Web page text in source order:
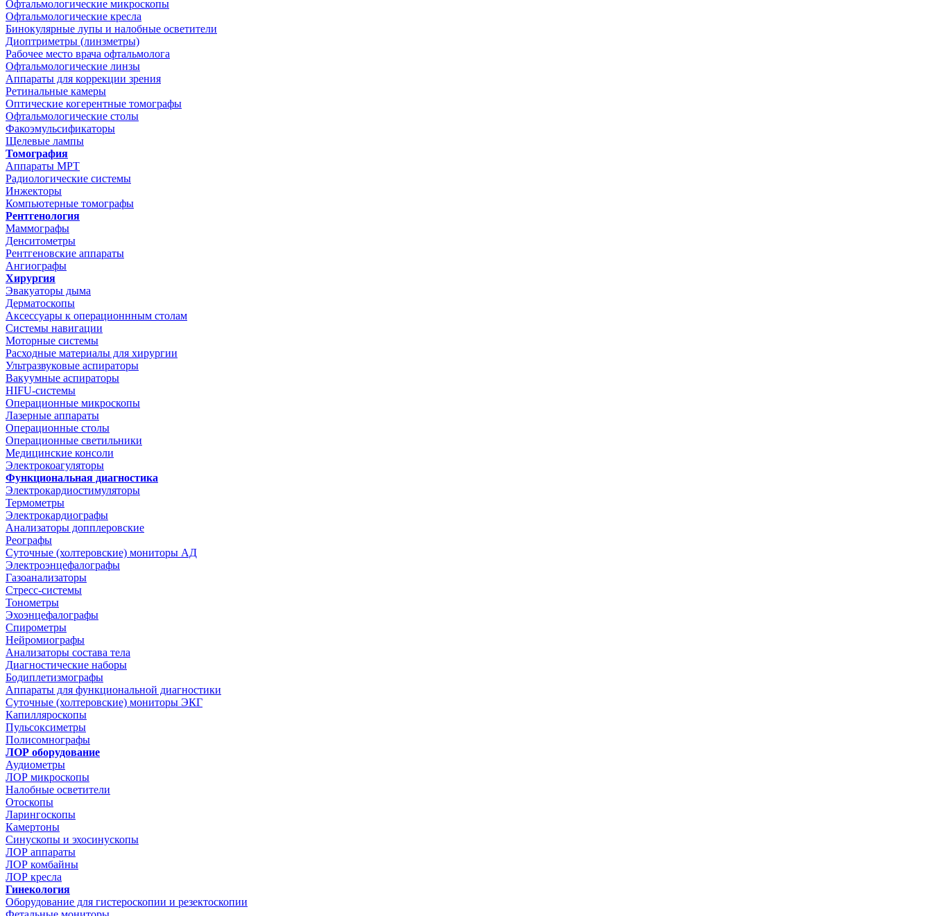
Офтальмологические микроскопы
Офтальмологические кресла
Бинокулярные лупы и налобные осветители
Диоптриметры (линзметры)
Рабочее место врача офтальмолога
Офтальмологические линзы
Аппараты для коррекции зрения
Ретинальные камеры
Оптические когерентные томографы
Офтальмологические столы
Факоэмульсификаторы
Щелевые лампы
Томография
Аппараты МРТ
Радиологические системы
Инжекторы
Компьютерные томографы
Рентгенология
Маммографы
Денситометры
Рентгеновские аппараты
Ангиографы
Хирургия
Эвакуаторы дыма
Дерматоскопы
Аксессуары к операционнным столам
Системы навигации
Моторные системы
Расходные материалы для хирургии
Ультразвуковые аспираторы
Вакуумные аспираторы
HIFU-системы
Операционные микроскопы
Лазерные аппараты
Операционные столы
Операционные светильники
Медицинские консоли
Электрокоагуляторы
Функциональная диагностика
Электрокардиостимуляторы
Термометры
Электрокардиографы
Анализаторы допплеровские
Реографы
Суточные (холтеровские) мониторы АД
Электроэнцефалографы
Газоанализаторы
Стресс-системы
Тонометры
Эхоэнцефалографы
Спирометры
Нейромиографы
Анализаторы состава тела
Диагностические наборы
Бодиплетизмографы
Аппараты для функциональной диагностики
Суточные (холтеровские) мониторы ЭКГ
Капилляроскопы
Пульсоксиметры
Полисомнографы
ЛОР оборудование
Аудиометры
ЛОР микроскопы
Налобные осветители
Отоскопы
Ларингоскопы
Камертоны
Синускопы и эхосинускопы
ЛОР аппараты
ЛОР комбайны
ЛОР кресла
Гинекология
Оборудование для гистероскопии и резектоскопии